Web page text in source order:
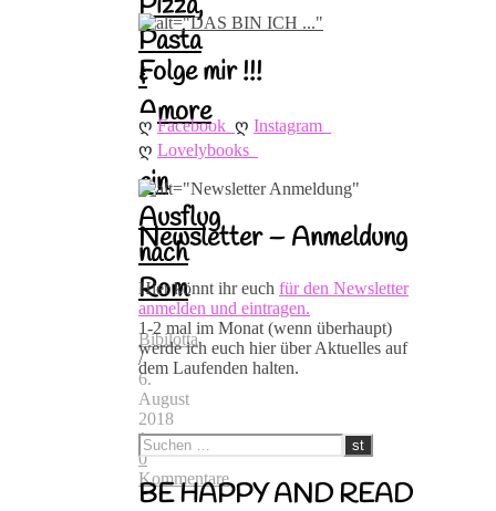
Pasta
&
Amore
–
ein
Ausflug
nach
Rom
Bibilotta
/
6.
August
2018
/
0
Kommentare
Folge mir !!!
ღ Facebook ღ Instagram
ღ Lovelybooks
Newsletter – Anmeldung
Hier könnt ihr euch für den Newsletter
anmelden und eintragen.
1-2 mal im Monat (wenn überhaupt)
werde ich euch hier über Aktuelles auf
dem Laufenden halten.
BE HAPPY AND READ